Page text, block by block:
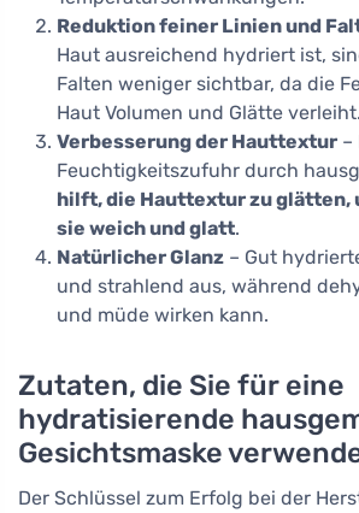
Reduktion feiner Linien und
Haut ausreichend hydriert ist,
Falten weniger sichtbar, da die
Haut Volumen und Glätte verleiht.
Verbesserung der Hauttextur –
Feuchtigkeitszufuhr durch
hilft, die Hauttextur zu glätten,
sie weich und glatt.
Natürlicher Glanz – Gut
und strahlend aus, während
und müde wirken kann.
Zutaten, die Sie für eine
hydratisierende
Gesichtsmaske
Der Schlüssel zum Erfolg bei der